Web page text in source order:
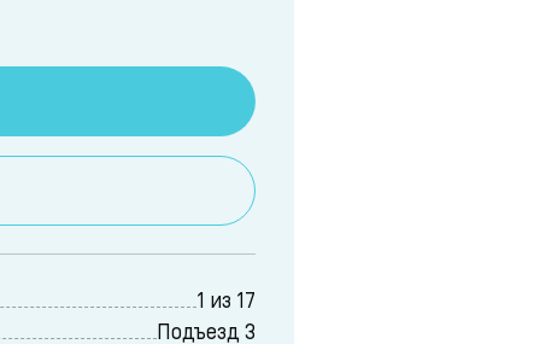
1 из 17
Подъезд 3